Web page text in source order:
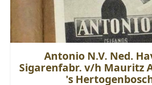
Antonio N.V. Ned.
Sigarenfabr. v/h Mauritz
's